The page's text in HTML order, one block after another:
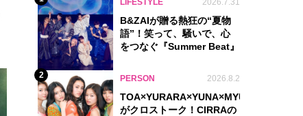
B&ZAIが贈る熱狂の“夏物
語”！笑って、騒いで、心
をつなぐ『Summer Beat』
2 PERSON 2026.8.2
TOA×YURARA×YUNA×MYU.Y×MANON
がクロストーク！CIRRAの